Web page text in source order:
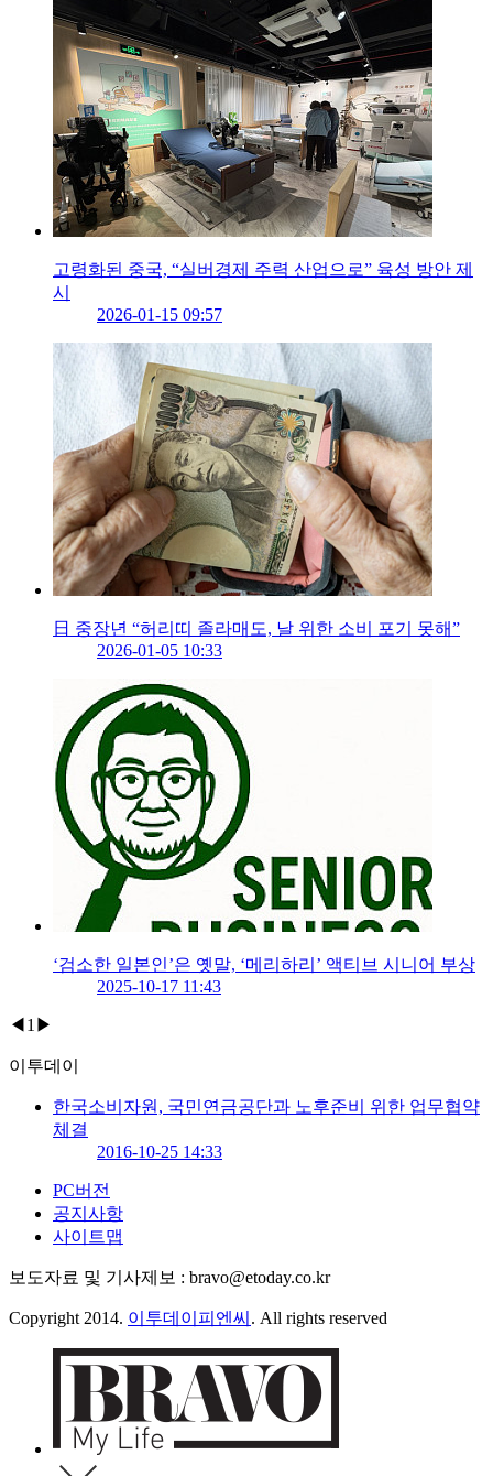
고령화된 중국, “실버경제 주력 산업으로” 육성 방안 제
시
2026-01-15 09:57
日 중장년 “허리띠 졸라매도, 날 위한 소비 포기 못해”
2026-01-05 10:33
‘검소한 일본인’은 옛말, ‘메리하리’ 액티브 시니어 부상
2025-10-17 11:43
◀ 1 ▶
이투데이
한국소비자원, 국민연금공단과 노후준비 위한 업무협약
체결
2016-10-25 14:33
PC버전
공지사항
사이트맵
보도자료 및 기사제보 : bravo@etoday.co.kr
Copyright 2014. 이투데이피엔씨 . All rights reserved